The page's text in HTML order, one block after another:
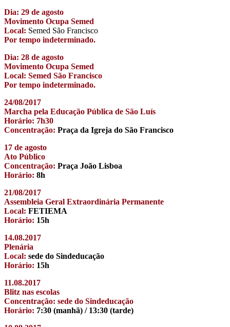
Dia: 29 de agosto
Movimento Ocupa Semed
Local: Semed São Francisco
Por tempo indeterminado.
Dia: 28 de agosto
Movimento Ocupa Semed
Local: Semed São Francisco
Por tempo indeterminado.
24/08/2017
Marcha pela Educação Pública de São Luís
Horário: 7h30
Concentração: Praça da Igreja do São Francisco
17 de agosto
Ato Público
Concentração: Praça João Lisboa
Horário: 8h
21/08/2017
Assembleia Geral Extraordinária Permanente
Local: FETIEMA
Horário: 15h
14.08.2017
Plenária
Local: sede do Sindeducação
Horário: 15h
11.08.2017
Blitz nas escolas
Concentração: sede do Sindeducação
Horário: 7:30 (manhã) / 13:30 (tarde)